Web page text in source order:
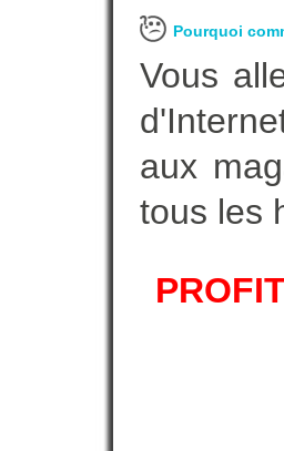
Pourquoi
Vous
aux
tous les